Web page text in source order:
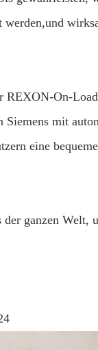
REXON-On-
Siemens mit
eine
ganzen